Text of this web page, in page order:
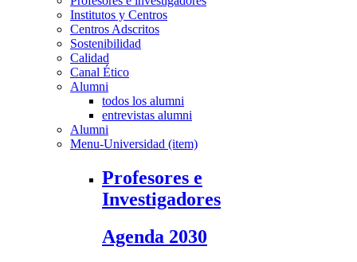
Institutos y Centros
Centros Adscritos
Sostenibilidad
Calidad
Canal Ético
Alumni
todos los alumni
entrevistas alumni
Alumni
Menu-Universidad (item)
Profesores e
Investigadores
Agenda 2030